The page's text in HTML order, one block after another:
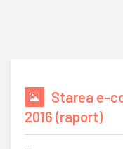
Starea e-
2016 (raport)